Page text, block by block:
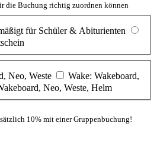
die Buchung richtig zuordnen können
für Schüler & Abiturienten
Neo, Weste
Wake: Wakeboard,
Neo, Weste, Helm
10% mit einer Gruppenbuchung!